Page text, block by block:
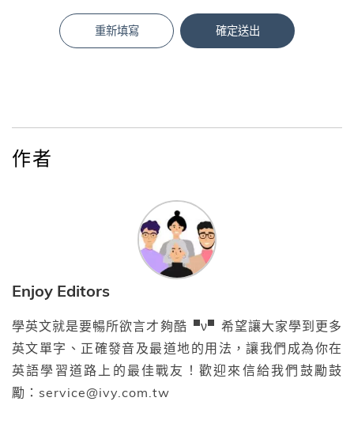
重新填寫 確定送出
作者
Enjoy Editors
學英文就是要暢所欲言才夠酷▝ν▘希望讓大家學到更多
英文單字、正確發音及最道地的用法，讓我們成為你在
英語學習道路上的最佳戰友！歡迎來信給我們鼓勵鼓
勵：service@ivy.com.tw